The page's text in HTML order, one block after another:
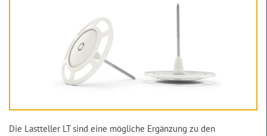
Die Lastteller LT sind eine mögliche Ergänzung zu den